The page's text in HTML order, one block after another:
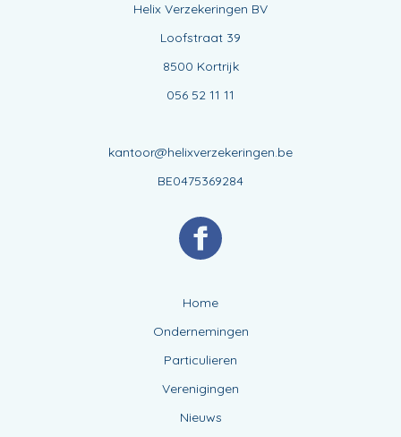
Helix Verzekeringen BV
Loofstraat 39
8500 Kortrijk
056 52 11 11
kantoor@helixverzekeringen.be
BE0475369284
Home
Ondernemingen
Particulieren
Verenigingen
Nieuws